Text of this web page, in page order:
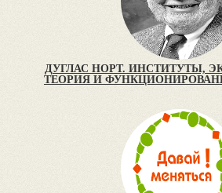
ДУГЛАС НОРТ. ИНСТИТУТЫ,
ТЕОРИЯ И